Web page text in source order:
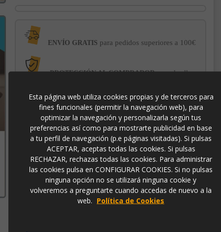
ENVÍO GRATIS para pedidos superiores a 100€
PROTECCIÓN AL COMPRADOR con el sello
-3% DE DESCUENTO EXTRApara pagos con
transferencia bancaria
p3339
Esta página web utiliza cookies propias y de terceros para
fines funcionales (permitir la navegación web), para
optimizar la navegación y personalizarla según tus
preferencias así como para mostrarte publicidad en base
a tu perfil de navegación (p.e páginas visitadas). Si pulsas
ACEPTAR, aceptas todas las cookies. Si pulsas
RECHAZAR, rechazas todas las cookies. Para administrar
las cookies pulsa en CONFIGURAR COOKIES. Si no pulsas
ninguna opción no se utilizará ninguna cookie y
volveremos a preguntarte cuando accedas de nuevo a la
web. Política de Cookies